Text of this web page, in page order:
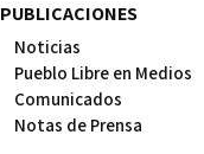
PUBLICACIONES
Noticias
Pueblo Libre en Medios
Comunicados
Notas de Prensa